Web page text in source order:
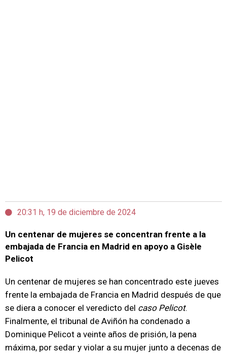
20:31 h, 19 de diciembre de 2024
Un centenar de mujeres se concentran frente a la
embajada de Francia en Madrid en apoyo a Gisèle
Pelicot
Un centenar de mujeres se han concentrado este jueves
frente la embajada de Francia en Madrid después de que
se diera a conocer el veredicto del caso Pelicot.
Finalmente, el tribunal de Aviñón ha condenado a
Dominique Pelicot a veinte años de prisión, la pena
máxima, por sedar y violar a su mujer junto a decenas de